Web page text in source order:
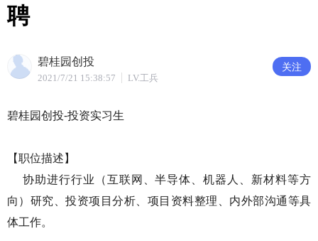
聘
碧桂园创投
2021/7/21 15:38:57 LV.工兵
关注
碧桂园创投-投资实习生
【职位描述】
协助进行行业（互联网、半导体、机器人、新材料等方
向）研究、投资项目分析、项目资料整理、内外部沟通等具
体工作。